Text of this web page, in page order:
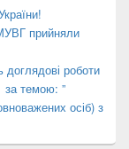
прийняли
роботи
за темою: ”
осіб) з